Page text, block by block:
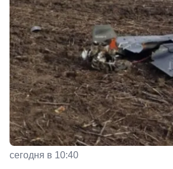
сегодня в 10:40